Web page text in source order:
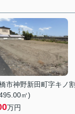
市神野新田町字キノ割
㎡)
万円